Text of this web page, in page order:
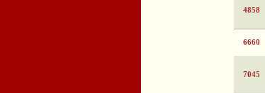
4858
6660
7045